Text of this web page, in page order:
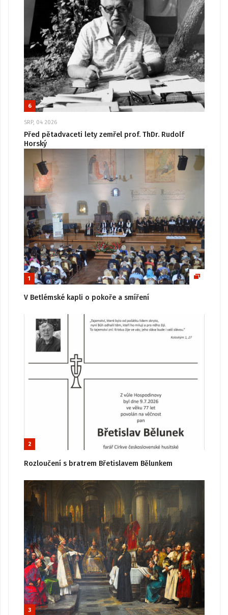
6
SRP, 04 2026
Před pětadvaceti lety zemřel prof. ThDr. Rudolf
Horský
1
V Betlémské kapli o pokoře a smíření
2
Rozloučení s bratrem Břetislavem Bělunkem
3